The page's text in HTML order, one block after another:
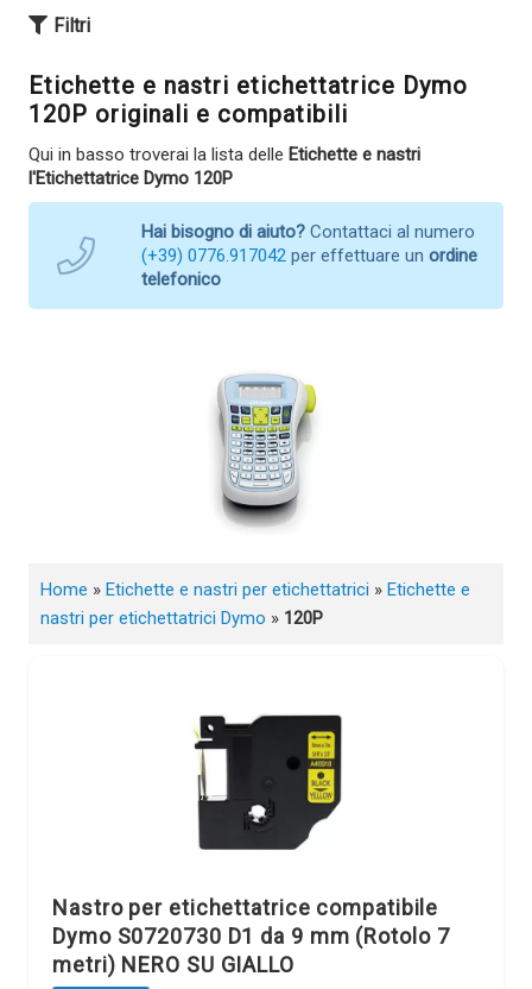
Filtri
Etichette e nastri etichettatrice Dymo
120P originali e compatibili
Qui in basso troverai la lista delle Etichette e nastri
l'Etichettatrice Dymo 120P
Hai bisogno di aiuto? Contattaci al numero
(+39) 0776.917042 per effettuare un ordine
telefonico
Home » Etichette e nastri per etichettatrici » Etichette e
nastri per etichettatrici Dymo » 120P
Nastro per etichettatrice compatibile
Dymo S0720730 D1 da 9 mm (Rotolo 7
metri) NERO SU GIALLO